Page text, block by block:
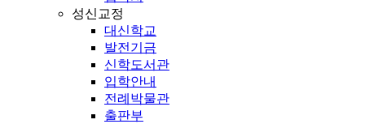
성신교정
대신학교
발전기금
신학도서관
입학안내
전례박물관
출판부